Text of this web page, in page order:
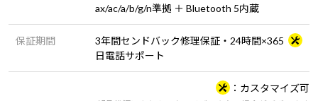
ax/ac/a/b/g/n準拠 ＋ Bluetooth 5内蔵
保証期間
3年間センドバック修理保証・24時間×365
日電話サポート
カスタマイズ可